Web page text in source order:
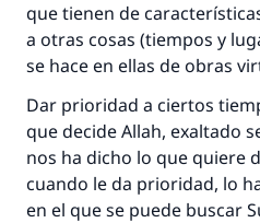
que tienen de
a otras cosas (tiempos y
se hace en ellas de obras
Dar prioridad a ciertos
que decide Allah, exaltado
nos ha dicho lo que quiere
cuando le da prioridad, lo
en el que se puede buscar